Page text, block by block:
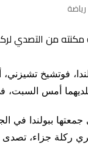
رياضة
تشيزني،
أمس
ببولندا في
ركلة جزاء، تصدى